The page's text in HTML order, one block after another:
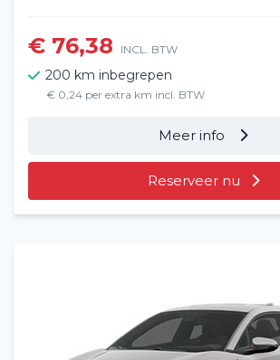
€ 76,38 INCL. BTW
200 km inbegrepen
€ 0,24 per extra km incl. BTW
Meer info
Reserveer nu